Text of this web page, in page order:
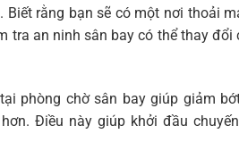
rằng bạn sẽ có một nơi thoải
tra an ninh sân bay có thể thay đổi
phòng chờ sân bay giúp giảm
Điều này giúp khởi đầu